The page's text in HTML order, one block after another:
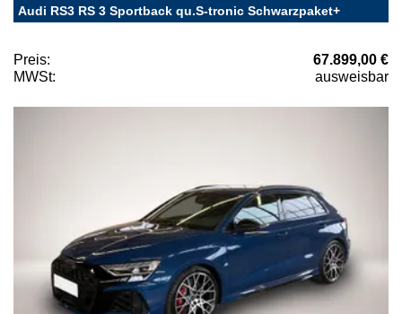
Audi RS3 RS 3 Sportback qu.S-tronic Schwarzpaket+
Preis:
67.899,00 €
MWSt:
ausweisbar